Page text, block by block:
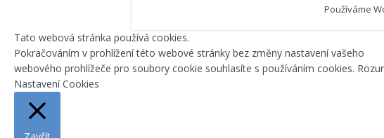
Používáme
Tato webová stránka používá cookies.
Pokračováním v prohlížení této webové stránky bez změny nastavení vašeho
webového prohlížeče pro soubory cookie souhlasíte s používáním cookies.
Nastavení Cookies